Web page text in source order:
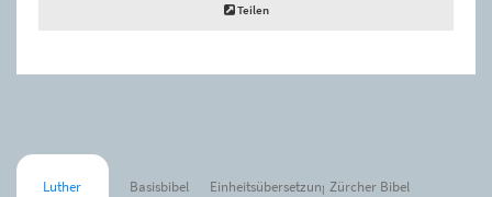
Teilen
Luther Basisbibel Einheitsübersetzung Zürcher Bibel